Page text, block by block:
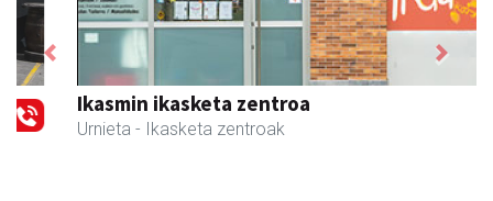
Ikasmin ikasketa zentroa
Urnieta - Ikasketa zentroak
Previous Next